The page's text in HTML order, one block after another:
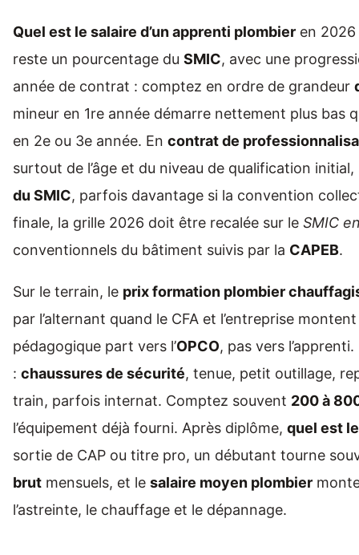
Quel est le salaire d’un apprenti plombier en 2026
reste un pourcentage du SMIC, avec une
année de contrat : comptez en ordre de grandeur
mineur en 1re année démarre nettement plus bas
en 2e ou 3e année. En contrat de
surtout de l’âge et du niveau de qualification
du SMIC, parfois davantage si la convention
finale, la grille 2026 doit être recalée sur le SMIC
conventionnels du bâtiment suivis par la CAPEB.
Sur le terrain, le prix formation plombier
par l’alternant quand le CFA et l’entreprise
pédagogique part vers l’OPCO, pas vers
: chaussures de sécurité, tenue, petit outillage,
train, parfois internat. Comptez souvent 200 à
l’équipement déjà fourni. Après diplôme, quel est
sortie de CAP ou titre pro, un débutant tourne
brut mensuels, et le salaire moyen plombier
l’astreinte, le chauffage et le dépannage.